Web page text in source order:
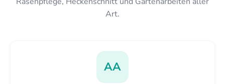
Art.
AA